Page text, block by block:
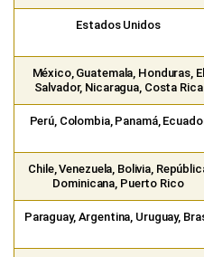
Estados Unidos
México, Guatemala, Honduras, El
Salvador, Nicaragua, Costa Rica
Perú, Colombia, Panamá,
Chile, Venezuela, Bolivia,
Dominicana, Puerto Rico
Paraguay, Argentina, Uruguay,